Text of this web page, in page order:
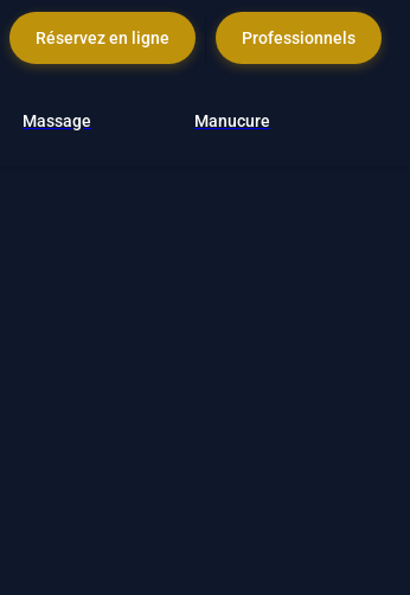
Réservez en ligne Professionnels
Massage Manucure